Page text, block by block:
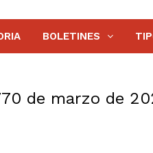
BOLETINES
de marzo de